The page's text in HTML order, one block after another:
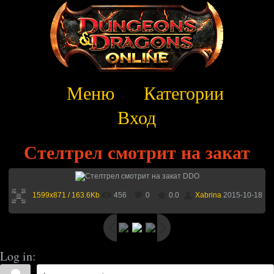
Меню
Категории
Вход
Стелтрел смотрит на закат
1599x871 / 163.6Kb 456 0 0.0 Xabrina 2015-10-18
Log in: